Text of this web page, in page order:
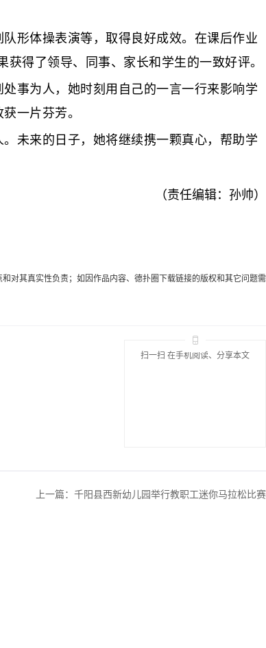
形体操表演等，取得良好成效。在课后作业
得了领导、同事、家长和学生的一致好评。
事为人，她时刻用自己的一言一行来影响学
一片芬芳。
未来的日子，她将继续携一颗真心，帮助学
（责任编辑：孙帅）
对其真实性负责；如因作品内容、德扑圈下载链接的版权和其它问题需
扫一扫 在手机阅读、分享本文
上一篇： 千阳县西新幼儿园举行教职工迷你马拉松比赛